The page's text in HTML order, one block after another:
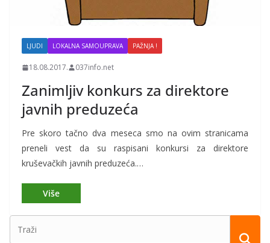
LJUDI LOKALNA SAMOUPRAVA PAŽNJA !
18.08.2017. 037info.net
Zanimljiv konkurs za direktore
javnih preduzeća
Pre skoro tačno dva meseca smo na ovim stranicama
preneli vest da su raspisani konkursi za direktore
kruševačkih javnih preduzeća.…